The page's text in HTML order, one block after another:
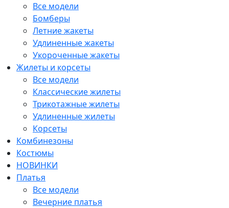
Все модели
Бомберы
Летние жакеты
Удлиненные жакеты
Укороченные жакеты
Жилеты и корсеты
Все модели
Классические жилеты
Трикотажные жилеты
Удлиненные жилеты
Корсеты
Комбинезоны
Костюмы
НОВИНКИ
Платья
Все модели
Вечерние платья